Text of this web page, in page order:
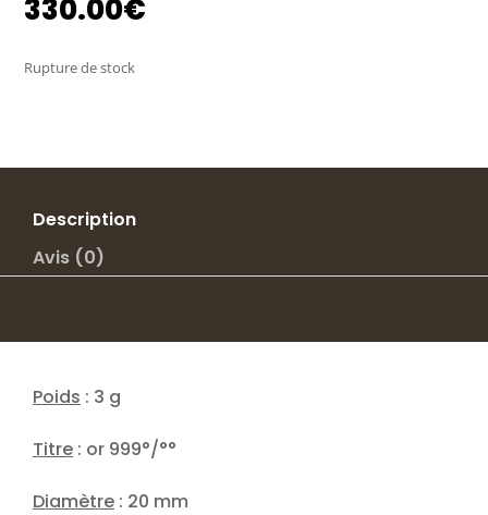
330.00€
Rupture de stock
Description
Avis (0)
Poids : 3 g
Titre : or 999°/°°
Diamètre : 20 mm